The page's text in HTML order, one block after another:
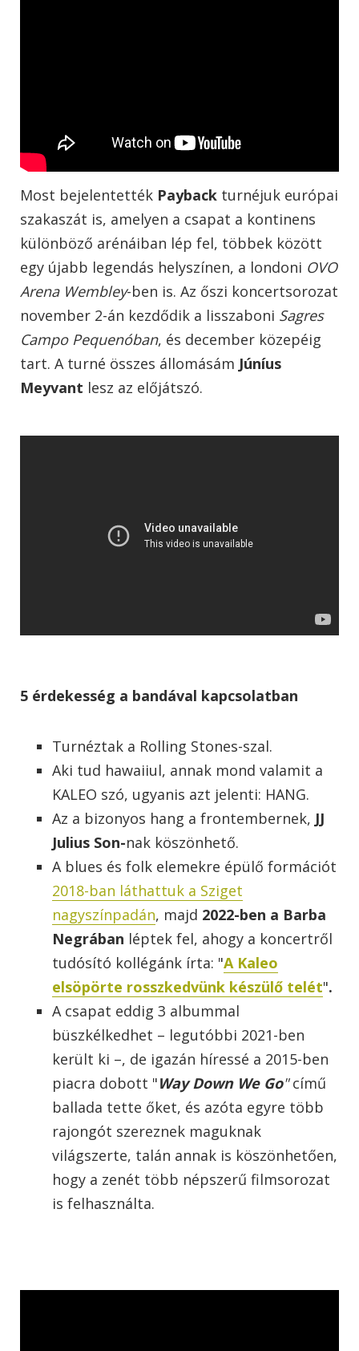
Most bejelentették Payback turnéjuk európai
szakaszát is, amelyen a csapat a kontinens
különböző arénáiban lép fel, többek között
egy újabb legendás helyszínen, a londoni OVO
Arena Wembley-ben is. Az őszi koncertsorozat
november 2-án kezdődik a lisszaboni Sagres
Campo Pequenóban, és december közepéig
tart. A turné összes állomásám Júníus
Meyvant lesz az előjátszó.
5 érdekesség a bandával kapcsolatban
Turnéztak a Rolling Stones-szal.
Aki tud hawaiiul, annak mond valamit a
KALEO szó, ugyanis azt jelenti: HANG.
Az a bizonyos hang a frontembernek, JJ
Julius Son-nak köszönhető.
A blues és folk elemekre épülő formációt
2018-ban láthattuk a Sziget
nagyszínpadán, majd 2022-ben a Barba
Negrában léptek fel, ahogy a koncertről
tudósító kollégánk írta: "A Kaleo
elsöpörte rosszkedvünk készülő telét".
A csapat eddig 3 albummal
büszkélkedhet – legutóbbi 2021-ben
került ki –, de igazán híressé a 2015-ben
piacra dobott "Way Down We Go"című
ballada tette őket, és azóta egyre több
rajongót szereznek maguknak
világszerte, talán annak is köszönhetően,
hogy a zenét több népszerű filmsorozat
is felhasználta.